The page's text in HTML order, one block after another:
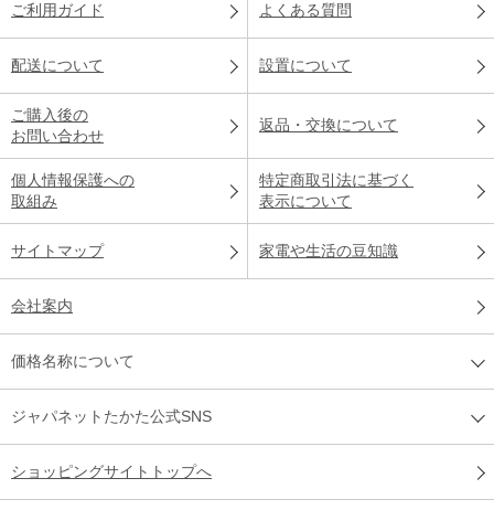
ご利用ガイド よくある質問
配送について 設置について
ご購入後の
お問い合わせ
返品・交換について
個人情報保護への
取組み
特定商取引法に基づく
表示について
サイトマップ 家電や生活の豆知識
会社案内
価格名称について
ジャパネットたかた公式SNS
ショッピングサイトトップへ